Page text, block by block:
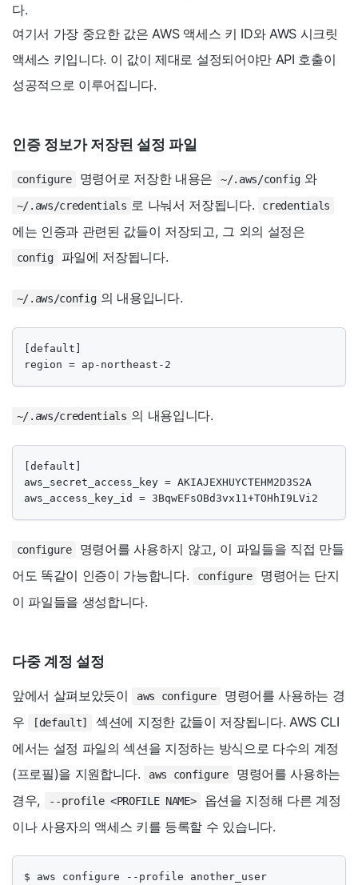
다.
여기서 가장 중요한 값은 AWS 액세스 키 ID와 AWS 시크릿
액세스 키입니다. 이 값이 제대로 설정되어야만 API 호출이
성공적으로 이루어집니다.
인증 정보가 저장된 설정 파일
configure 명령어로 저장한 내용은 ~/.aws/config 와
~/.aws/credentials 로 나눠서 저장됩니다. credentials
에는 인증과 관련된 값들이 저장되고, 그 외의 설정은
config 파일에 저장됩니다.
~/.aws/config 의 내용입니다.
[default]
region = ap-northeast-2
~/.aws/credentials 의 내용입니다.
[default]
aws_secret_access_key = AKIAJEXHUYCTEHM2D3S2A
aws_access_key_id = 3BqwEFsOBd3vx11+TOHhI9LVi2
configure
명령어를 사용하지 않고, 이 파일들을 직접 만들
어도 똑같이 인증이 가능합니다.
configure
명령어는 단지
이 파일들을 생성합니다.
다중 계정 설정
앞에서 살펴보았듯이 aws configure
명령어를 사용하는 경
우
[default]
섹션에 지정한 값들이 저장됩니다. AWS CLI
에서는 설정 파일의 섹션을 지정하는 방식으로 다수의 계정
(프로필)을 지원합니다.
aws configure
명령어를 사용하는
경우,
--profile <PROFILE NAME>
옵션을 지정해 다른 계정
이나 사용자의 액세스 키를 등록할 수 있습니다.
$ aws configure --profile another_user